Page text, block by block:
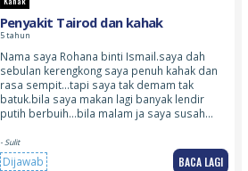
Penyakit Tairod dan kahak
5 tahun
Nama saya Rohana binti Ismail.saya dah
sebulan kerengkong saya penuh kahak dan
rasa sempit…tapi saya tak demam tak
batuk.bila saya makan lagi banyak lendir
putih berbuih…bila malam ja saya susah…
- Sulit
Dijawab BACA LAGI